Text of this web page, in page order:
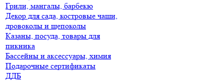
Грили, мангалы, барбекю
Декор для сада, костровые чаши,
дровоколы и щепоколы
Казаны, посуда, товары для
пикника
Бассейны и аксессуары, химия
Подарочные сертификаты
ДДБ